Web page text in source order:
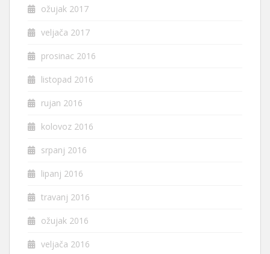
ožujak 2017
veljača 2017
prosinac 2016
listopad 2016
rujan 2016
kolovoz 2016
srpanj 2016
lipanj 2016
travanj 2016
ožujak 2016
veljača 2016